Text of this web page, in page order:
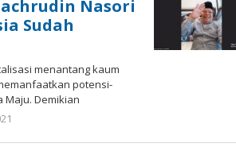
Nasori
Sudah
menantang kaum
potensi-
Demikian